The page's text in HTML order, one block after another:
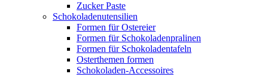
Zucker Paste
Schokoladenutensilien
Formen für Ostereier
Formen für Schokoladenpralinen
Formen für Schokoladentafeln
Osterthemen formen
Schokoladen-Accessoires